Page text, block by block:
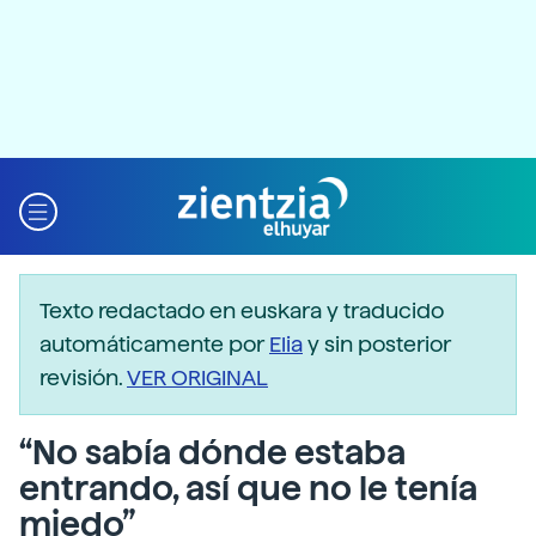
Texto redactado en euskara y traducido
automáticamente porEliay sin posterior
revisión.VER ORIGINAL
“No sabía dónde estaba
entrando, así que no le tenía
miedo”